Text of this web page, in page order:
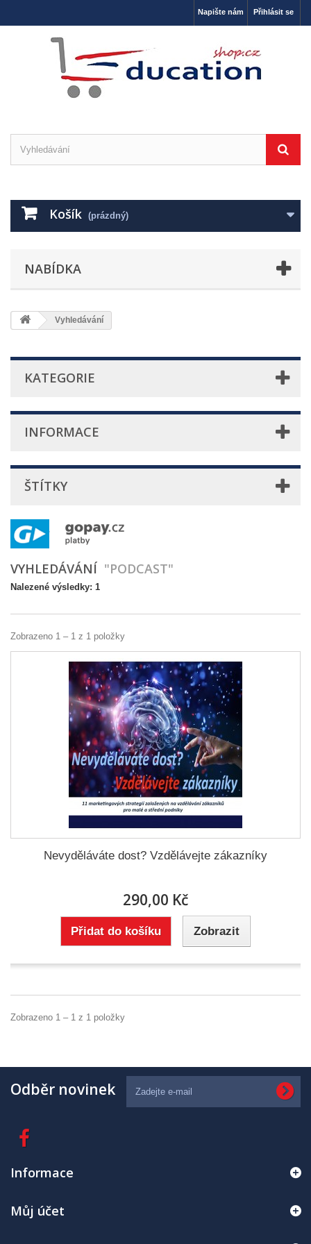
Přihlásit se
Napište nám
Košík (prázdný)
NABÍDKA
Vyhledávání
KATEGORIE
INFORMACE
ŠTÍTKY
VYHLEDÁVÁNÍ "PODCAST"
Nalezené výsledky: 1
Zobrazeno 1 – 1 z 1 položky
Nevyděláváte dost? Vzdělávejte zákazníky
290,00 Kč
Přidat do košíku Zobrazit
Zobrazeno 1 – 1 z 1 položky
Odběr novinek
Informace
Můj účet